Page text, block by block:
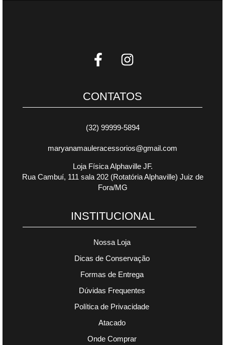
CONTATOS
(32) 99999-5894
maryanamauleracessorios@gmail.com
Loja Física Alphaville JF.
Rua Cambuí, 111 sala 202 (Rotatória Alphaville) Juiz de
Fora/MG
INSTITUCIONAL
Nossa Loja
Dicas de Conservação
Formas de Entrega
Dúvidas Frequentes
Política de Privacidade
Atacado
Onde Comprar